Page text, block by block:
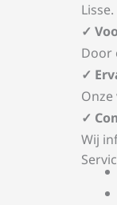
Lisse.
✓
Door
✓
✓
Wij